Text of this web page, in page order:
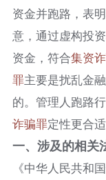
资金并跑路，表
意，通过虚构投
资金，符合集资
罪主要是扰乱金
的。管理人跑路
诈骗罪定性更合适
一、涉及的相关
《中华人民共和国